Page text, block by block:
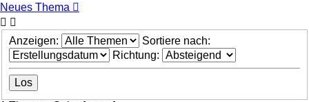
Neues Thema
Anzeigen:
Sortiere nach:
Richtung: